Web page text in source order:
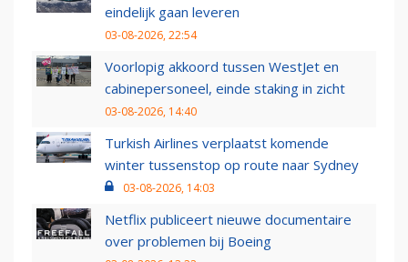
eindelijk gaan leveren
03-08-2026, 22:54
Voorlopig akkoord tussen WestJet en
cabinepersoneel, einde staking in zicht
03-08-2026, 14:40
Turkish Airlines verplaatst komende
winter tussenstop op route naar Sydney
03-08-2026, 14:03
Netflix publiceert nieuwe documentaire
over problemen bij Boeing